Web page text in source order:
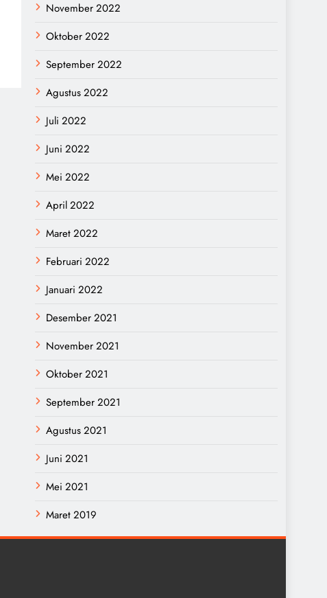
November 2022
Oktober 2022
September 2022
Agustus 2022
Juli 2022
Juni 2022
Mei 2022
April 2022
Maret 2022
Februari 2022
Januari 2022
Desember 2021
November 2021
Oktober 2021
September 2021
Agustus 2021
Juni 2021
Mei 2021
Maret 2019